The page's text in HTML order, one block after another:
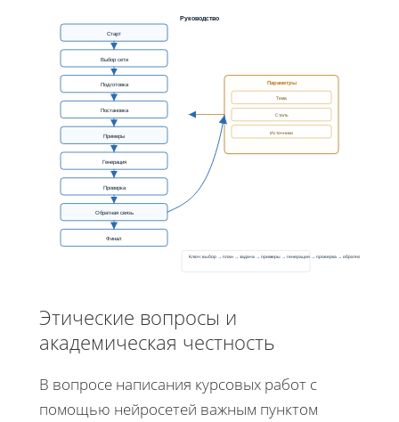
Руководство
Старт
Выбор сети
Подготовка
Постановка
Примеры
Генерация
Проверка
Обратная связь
Финал
Параметры
Тема
Стиль
Источники
Ключ: выбор → план → задача → примеры → генерация → проверка → обратная связь
Этические вопросы и
академическая честность
В вопросе написания курсовых работ с
помощью нейросетей важным пунктом